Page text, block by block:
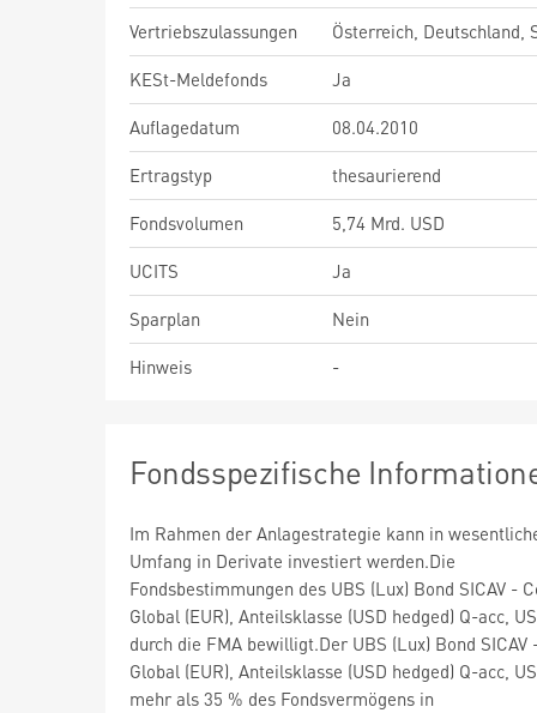
Vertriebszulassungen
Österreich, Deutschland,
KESt-Meldefonds
Ja
Auflagedatum
08.04.2010
Ertragstyp
thesaurierend
Fondsvolumen
5,74 Mrd. USD
UCITS
Ja
Sparplan
Nein
Hinweis
-
Fondsspezifische
Im Rahmen der Anlagestrategie kann in
Umfang in Derivate investiert werden.Die
Fondsbestimmungen des UBS (Lux) Bond SICAV -
Global (EUR), Anteilsklasse (USD hedged) Q-acc,
durch die FMA bewilligt.Der UBS (Lux) Bond SICAV
Global (EUR), Anteilsklasse (USD hedged) Q-acc,
mehr als 35 % des Fondsvermögens in